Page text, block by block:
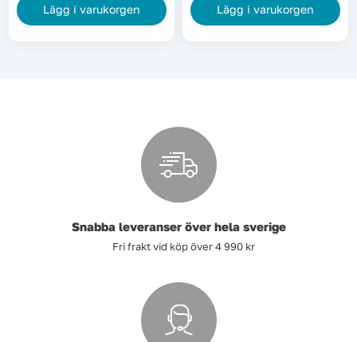
Lägg i varukorgen Lägg i varukorgen
Snabba leveranser över hela sverige
Fri frakt vid köp över 4 990 kr